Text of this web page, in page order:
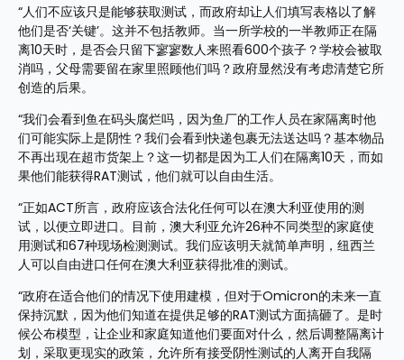
“人们不应该只是能够获取测试，而政府却让人们填写表格以了解
他们是否‘关键’。这并不包括教师。当一所学校的一半教师正在隔
离10天时，是否会只留下寥寥数人来照看600个孩子？学校会被取
消吗，父母需要留在家里照顾他们吗？政府显然没有考虑清楚它所
创造的后果。
“我们会看到鱼在码头腐烂吗，因为鱼厂的工作人员在家隔离时他
们可能实际上是阴性？我们会看到快递包裹无法送达吗？基本物品
不再出现在超市货架上？这一切都是因为工人们在隔离10天，而如
果他们能获得RAT测试，他们就可以自由生活。
“正如ACT所言，政府应该合法化任何可以在澳大利亚使用的测
试，以便立即进口。目前，澳大利亚允许26种不同类型的家庭使
用测试和67种现场检测测试。我们应该明天就简单声明，纽西兰
人可以自由进口任何在澳大利亚获得批准的测试。
“政府在适合他们的情况下使用建模，但对于Omicron的未来一直
保持沉默，因为他们知道在提供足够的RAT测试方面搞砸了。是时
候公布模型，让企业和家庭知道他们要面对什么，然后调整隔离计
划，采取更现实的政策，允许所有接受阴性测试的人离开自我隔